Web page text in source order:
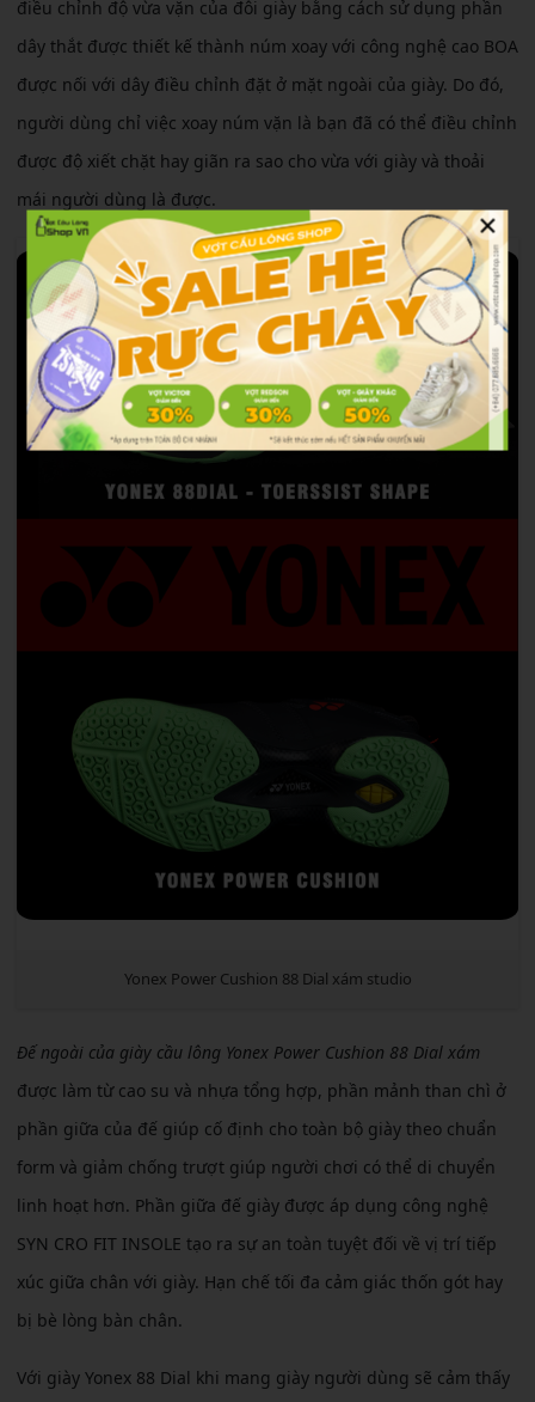
điều chỉnh độ vừa vặn của đôi giày bằng cách sử dụng phần
dây thắt được thiết kế thành núm xoay với công nghệ cao BOA
được nối với dây điều chỉnh đặt ở mặt ngoài của giày. Do đó,
người dùng chỉ việc xoay núm vặn là bạn đã có thể điều chỉnh
được độ xiết chặt hay giãn ra sao cho vừa với giày và thoải
mái người dùng là được.
Yonex Power Cushion 88 Dial xám studio
Đế ngoài của giày cầu lông Yonex Power Cushion 88 Dial xám
được làm từ cao su và nhựa tổng hợp, phần mảnh than chì ở
phần giữa của đế giúp cố định cho toàn bộ giày theo chuẩn
form và giảm chống trượt giúp người chơi có thể di chuyển
linh hoạt hơn. Phần giữa đế giày được áp dụng công nghệ
SYN CRO FIT INSOLE tạo ra sự an toàn tuyệt đối về vị trí tiếp
xúc giữa chân với giày. Hạn chế tối đa cảm giác thốn gót hay
bị bè lòng bàn chân.
Với giày Yonex 88 Dial khi mang giày người dùng sẽ cảm thấy
×